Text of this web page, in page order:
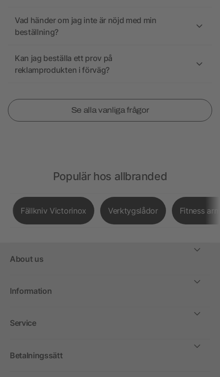
Vad händer om jag inte är nöjd med min
beställning?
Kan jag beställa ett prov på
reklamprodukten i förväg?
Se alla vanliga frågor
Populär hos allbranded
Fällkniv Victorinox Verktygslådor Fitness
About us
Information
Service
Betalningssätt